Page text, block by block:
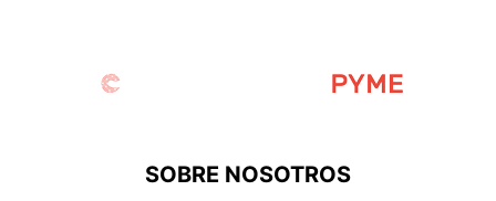
SOBRE NOSOTROS